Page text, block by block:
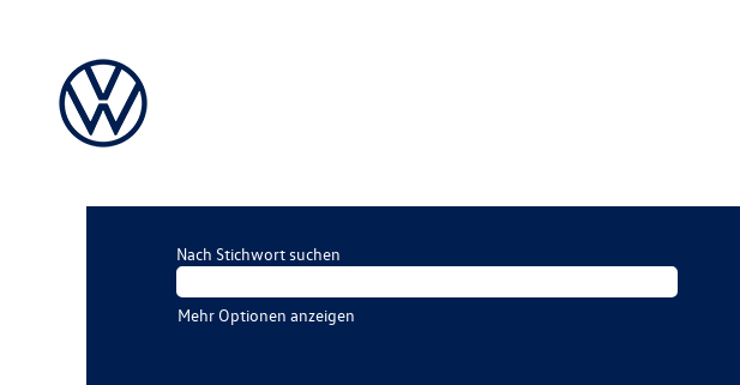
Nach Stichwort suchen
Mehr Optionen anzeigen